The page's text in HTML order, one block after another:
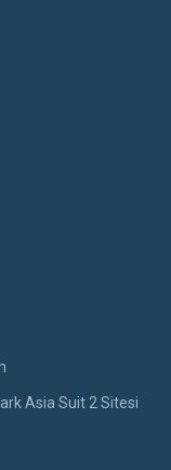
Asia Suit 2 Sitesi